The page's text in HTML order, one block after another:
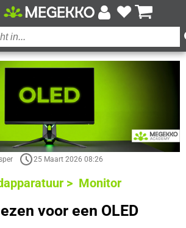
25 Maart 2026 08:26
> Monitor
voor een OLED